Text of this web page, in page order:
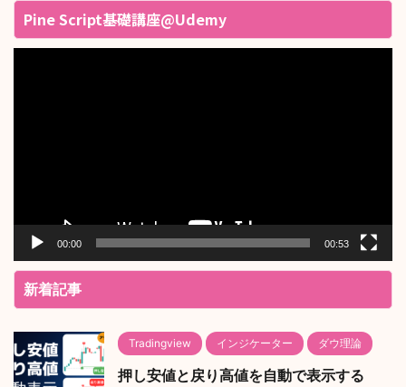
Pine Script基礎講座@Udemy
00:00 00:53
新着記事
Tradingview インジケーター ダウ理論
押し安値と戻り高値を自動で表示する